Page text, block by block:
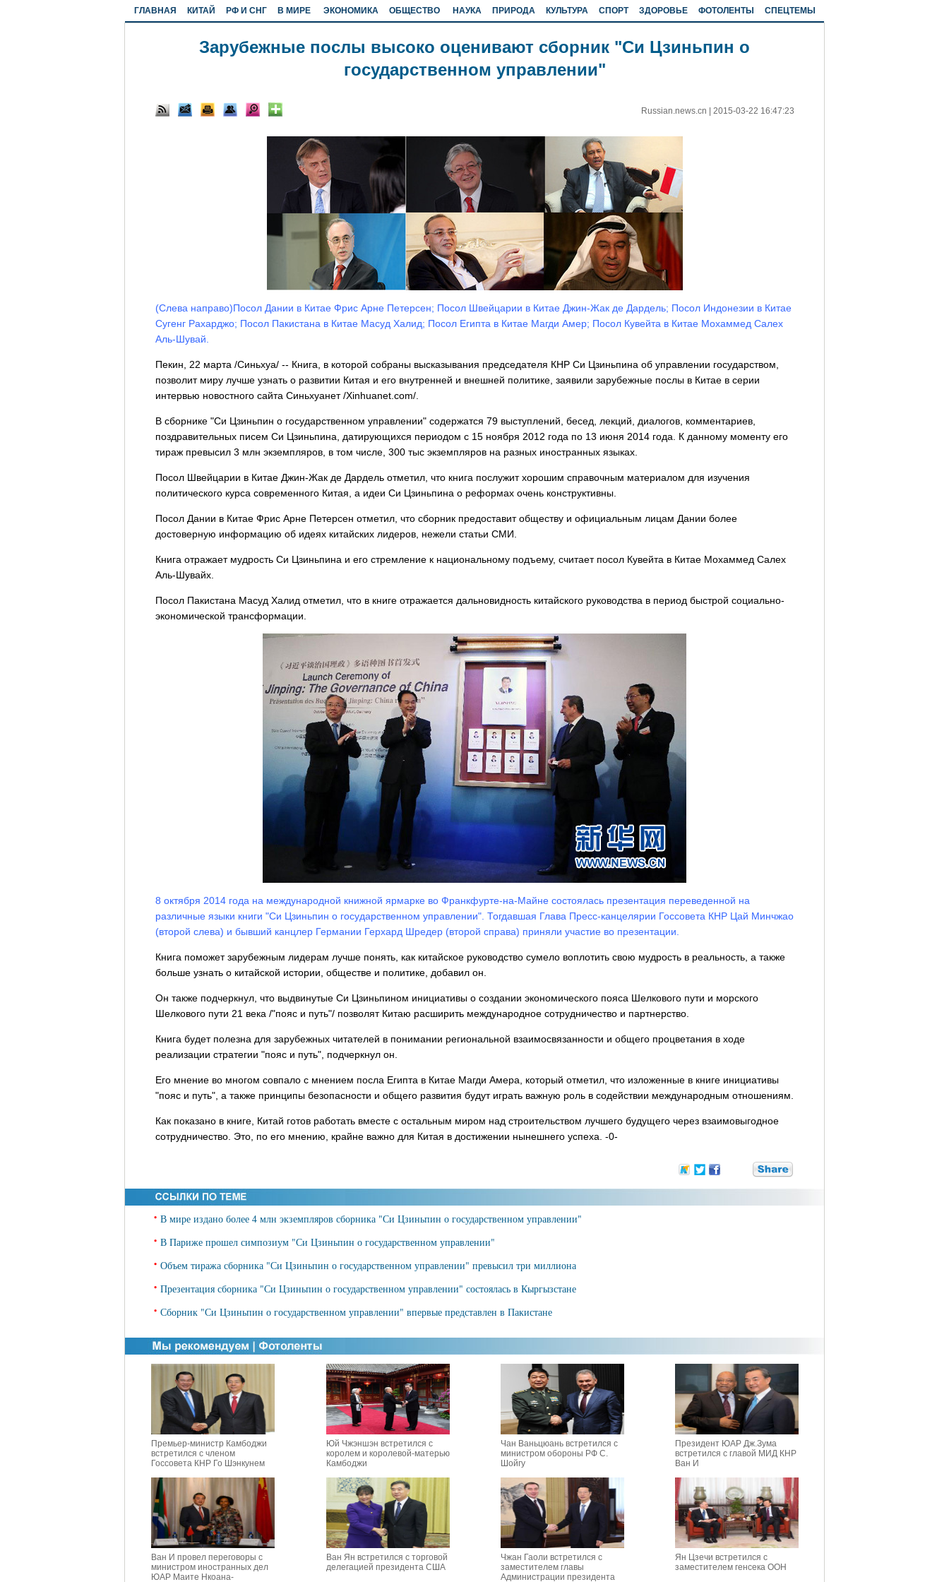
ГЛАВНАЯ КИТАЙ РФ И СНГ В МИРЕ ЭКОНОМИКА ОБЩЕСТВО НАУКА ПРИРОДА КУЛЬТУРА СПОРТ ЗДОРОВЬЕ ФОТОЛЕНТЫ СПЕЦТЕМЫ
Зарубежные послы высоко оценивают сборник "Си Цзиньпин о
государственном управлении"
Russian.news.cn 2015-03-22 16:47:23
(Слева направо)Посол Дании в Китае Фрис Арне Петерсен; Посол Швейцарии в Китае Джин-Жак де Дардель; Посол Индонезии в Китае
Сугенг Рахарджо; Посол Пакистана в Китае Масуд Халид; Посол Египта в Китае Магди Амер; Посол Кувейта в Китае Мохаммед Салех
Аль-Шувай.
Пекин, 22 марта /Синьхуа/ -- Книга, в которой собраны высказывания председателя КНР Си Цзиньпина об управлении государством,
позволит миру лучше узнать о развитии Китая и его внутренней и внешней политике, заявили зарубежные послы в Китае в серии
интервью новостного сайта Синьхуанет /Xinhuanet.com/.
В сборнике "Си Цзиньпин о государственном управлении" содержатся 79 выступлений, бесед, лекций, диалогов, комментариев,
поздравительных писем Си Цзиньпина, датирующихся периодом с 15 ноября 2012 года по 13 июня 2014 года. К данному моменту его
тираж превысил 3 млн экземпляров, в том числе, 300 тыс экземпляров на разных иностранных языках.
Посол Швейцарии в Китае Джин-Жак де Дардель отметил, что книга послужит хорошим справочным материалом для изучения
политического курса современного Китая, а идеи Си Цзиньпина о реформах очень конструктивны.
Посол Дании в Китае Фрис Арне Петерсен отметил, что сборник предоставит обществу и официальным лицам Дании более
достоверную информацию об идеях китайских лидеров, нежели статьи СМИ.
Книга отражает мудрость Си Цзиньпина и его стремление к национальному подъему, считает посол Кувейта в Китае Мохаммед Салех
Аль-Шувайх.
Посол Пакистана Масуд Халид отметил, что в книге отражается дальновидность китайского руководства в период быстрой социально-
экономической трансформации.
8 октября 2014 года на международной книжной ярмарке во Франкфурте-на-Майне состоялась презентация переведенной на
различные языки книги "Си Цзиньпин о государственном управлении". Тогдавшая Глава Пресс-канцелярии Госсовета КНР Цай Минчжао
(второй слева) и бывший канцлер Германии Герхард Шредер (второй справа) приняли участие во презентации.
Книга поможет зарубежным лидерам лучше понять, как китайское руководство сумело воплотить свою мудрость в реальность, а также
больше узнать о китайской истории, обществе и политике, добавил он.
Он также подчеркнул, что выдвинутые Си Цзиньпином инициативы о создании экономического пояса Шелкового пути и морского
Шелкового пути 21 века /"пояс и путь"/ позволят Китаю расширить международное сотрудничество и партнерство.
Книга будет полезна для зарубежных читателей в понимании региональной взаимосвязанности и общего процветания в ходе
реализации стратегии "пояс и путь", подчеркнул он.
Его мнение во многом совпало с мнением посла Египта в Китае Магди Амера, который отметил, что изложенные в книге инициативы
"пояс и путь", а также принципы безопасности и общего развития будут играть важную роль в содействии международным отношениям.
Как показано в книге, Китай готов работать вместе с остальным миром над строительством лучшего будущего через взаимовыгодное
сотрудничество. Это, по его мнению, крайне важно для Китая в достижении нынешнего успеха. -0-
• В мире издано более 4 млн экземпляров сборника "Си Цзиньпин о государственном управлении"
• В Париже прошел симпозиум "Си Цзиньпин о государственном управлении"
• Объем тиража сборника "Си Цзиньпин о государственном управлении" превысил три миллиона
• Презентация сборника "Си Цзиньпин о государственном управлении" состоялась в Кыргызстане
• Сборник "Си Цзиньпин о государственном управлении" впервые представлен в Пакистане
Премьер-министр Камбоджи
встретился с членом
Госсовета КНР Го Шэнкунем
Юй Чжэншэн встретился с
королем и королевой-матерью
Камбоджи
Чан Ваньцюань встретился с
министром обороны РФ С.
Шойгу
Президент ЮАР Дж.Зума
встретился с главой МИД КНР
Ван И
Ван И провел переговоры с
министром иностранных дел
ЮАР Маите Нкоана-
Ван Ян встретился с торговой
делегацией президента США
Чжан Гаоли встретился с
заместителем главы
Администрации президента
Ян Цзечи встретился с
заместителем генсека ООН